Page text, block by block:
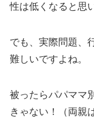
性は低くなると思
でも、実際問題、
難しいですよね。
被ったらパパママ
きゃない！（両親